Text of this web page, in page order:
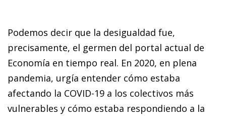
Podemos decir que la desigualdad fue,
precisamente, el germen del portal actual de
Economía en tiempo real. En 2020, en plena
pandemia, urgía entender cómo estaba
afectando la COVID-19 a los colectivos más
vulnerables y cómo estaba respondiendo a la